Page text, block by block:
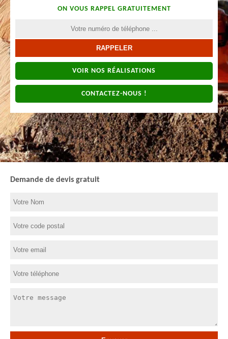
ON VOUS RAPPEL GRATUITEMENT
VOIR NOS RÉALISATIONS
CONTACTEZ-NOUS !
Demande de devis gratuit